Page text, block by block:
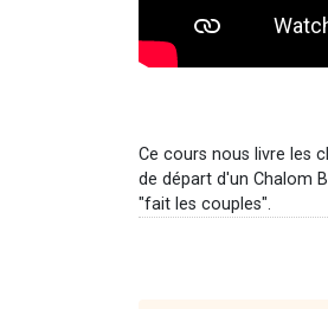
Ce cours nous livre les
de départ d'un Chalom
"fait les couples".